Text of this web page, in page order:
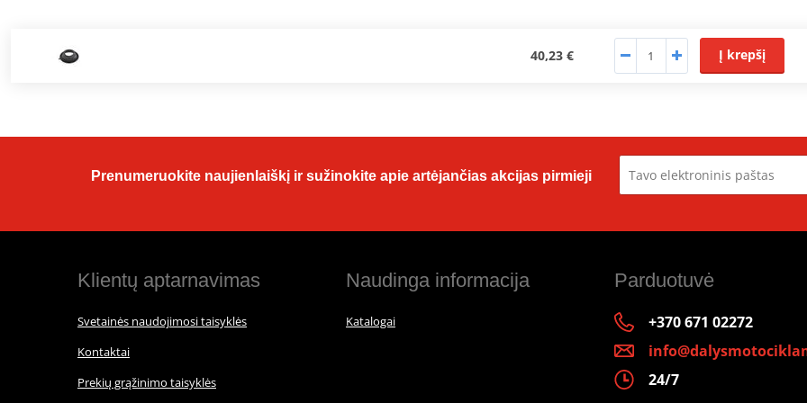
40,23 € Į krepšį
Prenumeruokite naujienlaiškį ir sužinokite apie artėjančias akcijas pirmieji
Klientų aptarnavimas
Svetainės naudojimosi taisyklės
Kontaktai
Prekių grąžinimo taisyklės
Naudinga informacija
Katalogai
Parduotuvė
+370 671 02272
24/7